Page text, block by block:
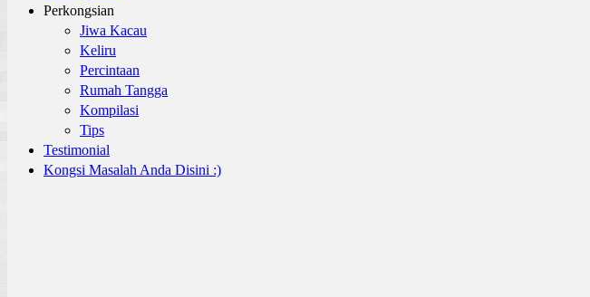
Perkongsian
Jiwa Kacau
Keliru
Percintaan
Rumah Tangga
Kompilasi
Tips
Testimonial
Kongsi Masalah Anda Disini :)